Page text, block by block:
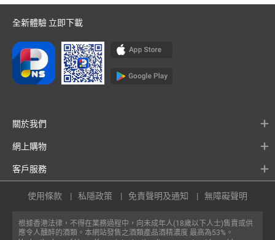
全新體驗 立即下載
關於我們
網上購物
客戶服務
根據香港法律，不得在業務過程中，向未成年人(18歲以下人士)售賣或供
應令人醺醉的酒類。本網站發售之酒類產品酒精濃度 最高為53%。
使用條款 私隱政策 免責聲明及通知 無障礙聲明